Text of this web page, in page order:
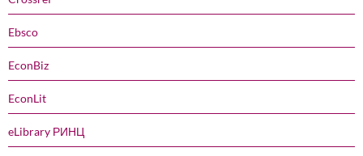
Ebsco
EconBiz
EconLit
eLibrary РИНЦ